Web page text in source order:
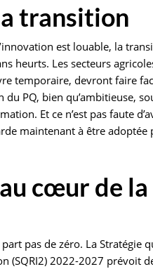
transition
est louable, la
heurts. Les secteurs
temporaire, devront faire
du PQ, bien qu’ambitieuse,
Et ce n’est pas faute
maintenant à être
cœur de
pas de zéro. La Stratégie
(SQRI2) 2022-2027 prévoit